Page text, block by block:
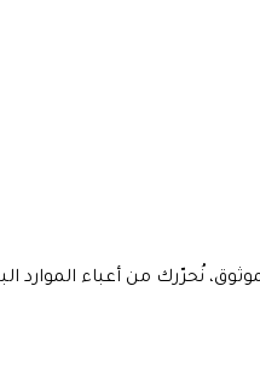
نُحرّرك من أعباء الموارد